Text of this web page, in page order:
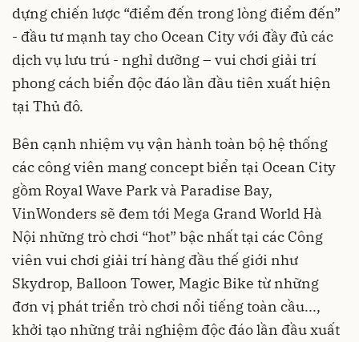
dựng chiến lược “điểm đến trong lòng điểm đến”
- đầu tư mạnh tay cho Ocean City với đầy đủ các
dịch vụ lưu trú - nghỉ dưỡng – vui chơi giải trí
phong cách biển độc đáo lần đầu tiên xuất hiện
tại Thủ đô.
Bên cạnh nhiệm vụ vận hành toàn bộ hệ thống
các công viên mang concept biển tại Ocean City
gồm Royal Wave Park và Paradise Bay,
VinWonders sẽ đem tới Mega Grand World Hà
Nội những trò chơi “hot” bậc nhất tại các Công
viên vui chơi giải trí hàng đầu thế giới như
Skydrop, Balloon Tower, Magic Bike từ những
đơn vị phát triển trò chơi nổi tiếng toàn cầu...,
khởi tạo những trải nghiệm độc đáo lần đầu xuất